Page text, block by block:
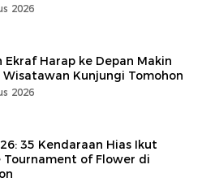
2026
Ekraf Harap ke Depan Makin
Wisatawan Kunjungi Tomohon
2026
35 Kendaraan Hias Ikut
Tournament of Flower di